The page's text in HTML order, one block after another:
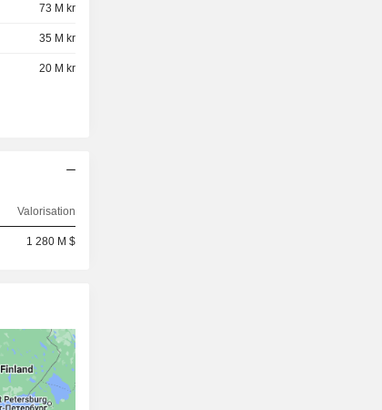
73 M kr
35 M kr
20 M kr
Valorisation
1 280 M $